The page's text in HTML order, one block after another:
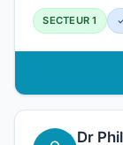
SECTEUR 1
Dr